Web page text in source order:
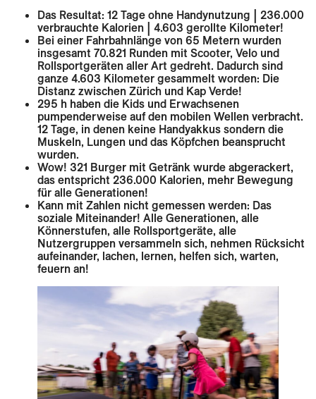
Das Resultat:12 Tage ohne Handynutzung | 236.000
verbrauchte Kalorien | 4.603 gerollte Kilometer!
Bei einer Fahrbahnlänge von 65 Metern wurden
insgesamt 70.821 Runden mit Scooter, Velo und
Rollsportgeräten aller Art gedreht. Dadurch sind
ganze 4.603 Kilometer gesammelt worden: Die
Distanz zwischen Zürich und Kap Verde!
295 h haben die Kids und Erwachsenen
pumpenderweise auf den mobilen Wellen verbracht.
12 Tage, in denen keine Handyakkus sondern die
Muskeln, Lungen und das Köpfchen beansprucht
wurden.
Wow! 321 Burger mit Getränk wurde abgerackert,
das entspricht 236.000 Kalorien, mehr Bewegung
für alle Generationen!
Kann mit Zahlen nicht gemessen werden: Das
soziale Miteinander! Alle Generationen, alle
Könnerstufen, alle Rollsportgeräte, alle
Nutzergruppen versammeln sich, nehmen Rücksicht
aufeinander, lachen, lernen, helfen sich, warten,
feuern an!